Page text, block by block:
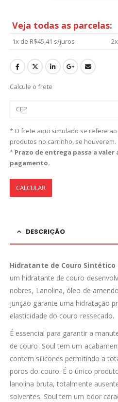
Veja todas as parcelas:
1x de R$45,41 s/juros
Calcule o frete
* O frete aqui simulado se refere
produtos no carrinho, se houverem.
* Prazo de entrega passa a valer
pagamento.
CALCULAR
DESCRIÇÃO
Hidratante de Couro Sintético
um hidratante de couro
nobres, Lanolina, óleo de
junção garante uma hidratação
elasticidade do couro ressecado.
É essencial para garantir a
de couro. Soul tem um
contem silicones permitindo a
poros do couro. É o único
lanolina bruta, totalmente
solventes. Soul tem um odor